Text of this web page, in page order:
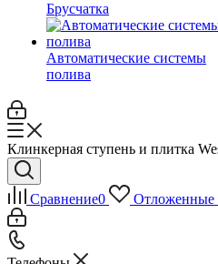
Брусчатка
Автоматические системы
полива
Клинкерная ступень и плитка
Сравнение0 Отложенные